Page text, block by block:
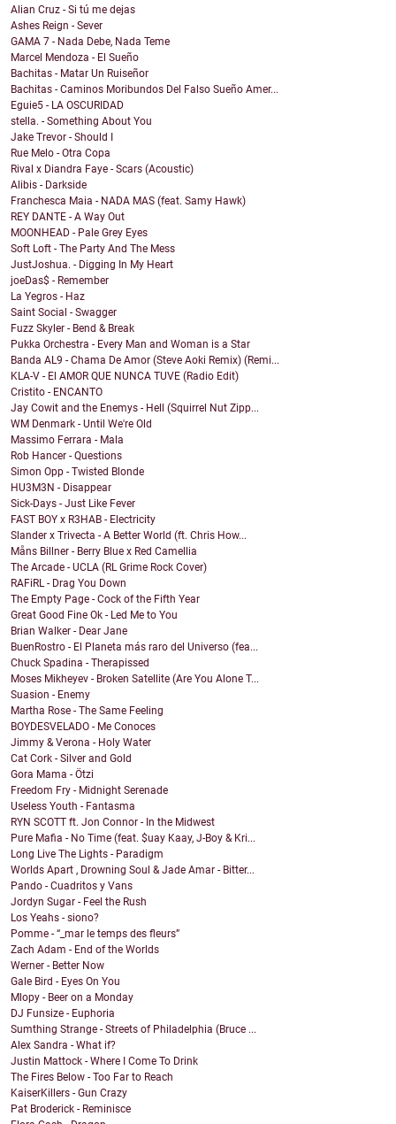
Alian Cruz - Si tú me dejas
Ashes Reign - Sever
GAMA 7 - Nada Debe, Nada Teme
Marcel Mendoza - El Sueño
Bachitas - Matar Un Ruiseñor
Bachitas - Caminos Moribundos Del Falso Sueño Amer...
Eguie5 - LA OSCURIDAD
stella. - Something About You
Jake Trevor - Should I
Rue Melo - Otra Copa
Rival x Diandra Faye - Scars (Acoustic)
Alibis - Darkside
Franchesca Maia - NADA MAS (feat. Samy Hawk)
REY DANTE - A Way Out
MOONHEAD - Pale Grey Eyes
Soft Loft - The Party And The Mess
JustJoshua. - Digging In My Heart
joeDas$ - Remember
La Yegros - Haz
Saint Social - Swagger
Fuzz Skyler - Bend & Break
Pukka Orchestra - Every Man and Woman is a Star
Banda AL9 - Chama De Amor (Steve Aoki Remix) (Remi...
KLA-V - El AMOR QUE NUNCA TUVE (Radio Edit)
Cristito - ENCANTO
Jay Cowit and the Enemys - Hell (Squirrel Nut Zipp...
WM Denmark - Until We're Old
Massimo Ferrara - Mala
Rob Hancer - Questions
Simon Opp - Twisted Blonde
HU3M3N - Disappear
Sick-Days - Just Like Fever
FAST BOY x R3HAB - Electricity
Slander x Trivecta - A Better World (ft. Chris How...
Måns Billner - Berry Blue x Red Camellia
The Arcade - UCLA (RL Grime Rock Cover)
RAFiRL - Drag You Down
The Empty Page - Cock of the Fifth Year
Great Good Fine Ok - Led Me to You
Brian Walker - Dear Jane
BuenRostro - El Planeta más raro del Universo (fea...
Chuck Spadina - Therapissed
Moses Mikheyev - Broken Satellite (Are You Alone T...
Suasion - Enemy
Martha Rose - The Same Feeling
BOYDESVELADO - Me Conoces
Jimmy & Verona - Holy Water
Cat Cork - Silver and Gold
Gora Mama - Ötzi
Freedom Fry - Midnight Serenade
Useless Youth - Fantasma
RYN SCOTT ft. Jon Connor - In the Midwest
Pure Mafia - No Time (feat. $uay Kaay, J-Boy & Kri...
Long Live The Lights - Paradigm
Worlds Apart , Drowning Soul & Jade Amar - Bitter...
Pando - Cuadritos y Vans
Jordyn Sugar - Feel the Rush
Los Yeahs - siono?
Pomme - “_mar le temps des fleurs”
Zach Adam - End of the Worlds
Werner - Better Now
Gale Bird - Eyes On You
Mlopy - Beer on a Monday
DJ Funsize - Euphoria
Sumthing Strange - Streets of Philadelphia (Bruce ...
Alex Sandra - What if?
Justin Mattock - Where I Come To Drink
The Fires Below - Too Far to Reach
KaiserKillers - Gun Crazy
Pat Broderick - Reminisce